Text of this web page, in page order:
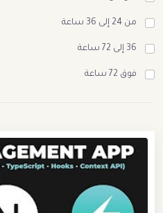
من 24 إلى 36 ساعة
36 إلى 72 ساعة
فوق 72 ساعة